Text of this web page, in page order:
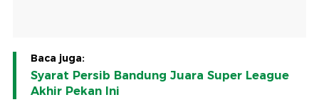
Baca juga:
Syarat Persib Bandung Juara Super League
Akhir Pekan Ini